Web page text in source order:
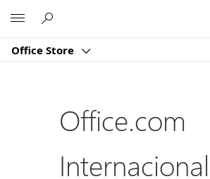
Office Store
Office.com
Internacional